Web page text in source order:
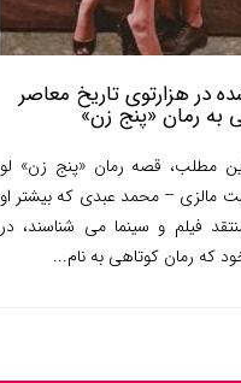
در هزارتوی تاریخ معاصر
به رمان «پنج زن»
مطلب، قصه رمان «پنج زن» لو
مالزی – محمد عبدی که بیشتر او
فیلم و سینما می شناسند، در
که رمان کوتاهی به نام...